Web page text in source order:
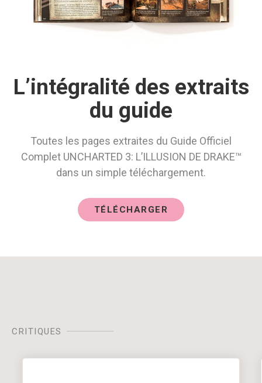
L’intégralité des extraits
du guide
Toutes les pages extraites du Guide Officiel
Complet UNCHARTED 3: L’ILLUSION DE DRAKE™
dans un simple téléchargement.
TÉLÉCHARGER
CRITIQUES